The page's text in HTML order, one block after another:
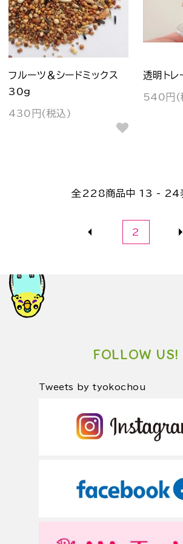
フルーツ＆シードミックス
30g
430円(税込)
透明トレ
540円(
全228商品中 13 - 24
2
FOLLOW US!
Tweets by tyokochou